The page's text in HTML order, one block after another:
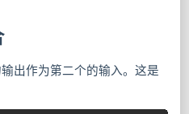
出作为第二个的输入。这是